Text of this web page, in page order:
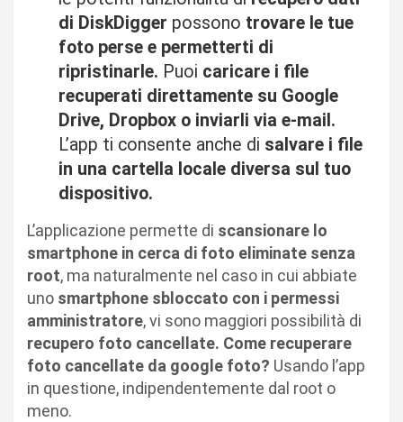
di DiskDigger possono trovare le tue
foto perse e permetterti di
ripristinarle. Puoi caricare i file
recuperati direttamente su Google
Drive, Dropbox o inviarli via e-mail.
L’app ti consente anche di salvare i file
in una cartella locale diversa sul tuo
dispositivo.
L’applicazione permette di scansionare lo
smartphone in cerca di foto eliminate senza
root, ma naturalmente nel caso in cui abbiate
uno smartphone sbloccato con i permessi
amministratore, vi sono maggiori possibilità di
recupero foto cancellate. Come recuperare
foto cancellate da google foto? Usando l’app
in questione, indipendentemente dal root o
meno.